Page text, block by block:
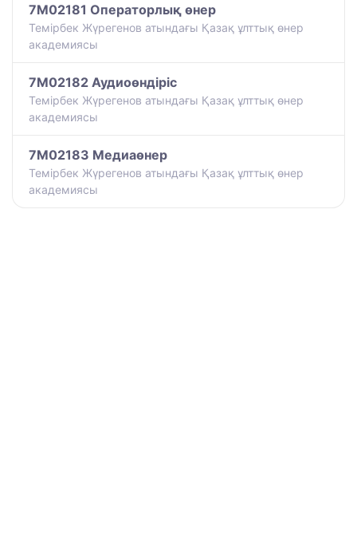
7M02181 Операторлық өнер
Темірбек Жүрегенов атындағы Қазақ ұлттық өнер
академиясы
7M02182 Аудиоөндіріс
Темірбек Жүрегенов атындағы Қазақ ұлттық өнер
академиясы
7M02183 Медиаөнер
Темірбек Жүрегенов атындағы Қазақ ұлттық өнер
академиясы